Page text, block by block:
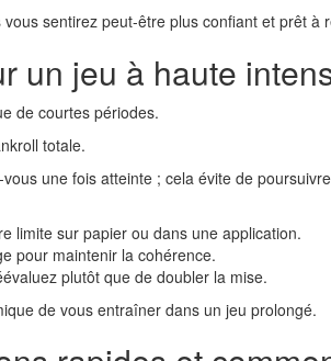
sentirez peut-être plus confiant et prêt à
un jeu à haute
de courtes périodes.
totale.
une fois atteinte ; cela évite de
limite sur papier ou dans une application.
pour maintenir la cohérence.
plutôt que de doubler la mise.
de vous entraîner dans un jeu prolongé.